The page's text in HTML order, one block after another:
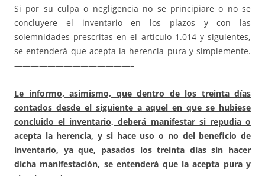
Si por su culpa o negligencia no se principiare o no se
concluyere el inventario en los plazos y con las
solemnidades prescritas en el artículo 1.014 y siguientes,
se entenderá que acepta la herencia pura y simplemente.
——————————————–
Le informo, asimismo, que dentro de los treinta días
contados desde el siguiente a aquel en que se hubiese
concluido el inventario, deberá manifestar si repudia o
acepta la herencia, y si hace uso o no del beneficio de
inventario, ya que, pasados los treinta días sin hacer
dicha manifestación, se entenderá que la acepta pura y